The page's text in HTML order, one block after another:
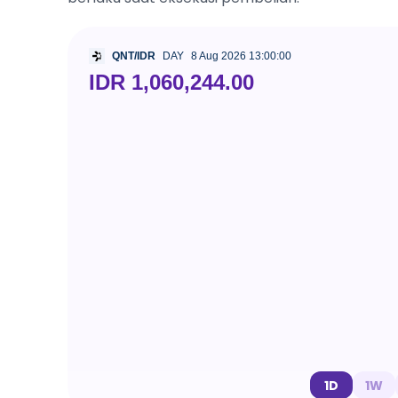
QNT/IDR DAY 8 Aug 2026 13:00:00
IDR 1,060,244.00
1D 1W